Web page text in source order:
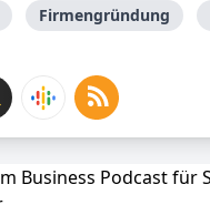
Firmengründung